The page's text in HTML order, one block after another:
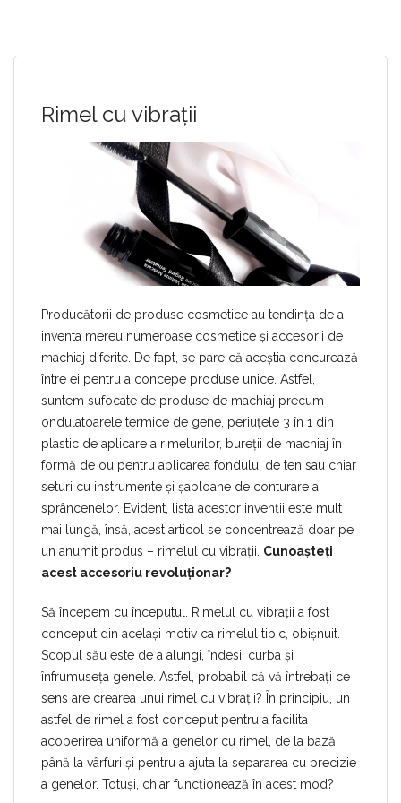
Rimel cu vibrații
Producătorii de produse cosmetice au tendința de a
inventa mereu numeroase cosmetice și accesorii de
machiaj diferite. De fapt, se pare că aceștia concurează
între ei pentru a concepe produse unice. Astfel,
suntem sufocate de produse de machiaj precum
ondulatoarele termice de gene, periuțele 3 în 1 din
plastic de aplicare a rimelurilor, bureții de machiaj în
formă de ou pentru aplicarea fondului de ten sau chiar
seturi cu instrumente și șabloane de conturare a
sprâncenelor. Evident, lista acestor invenții este mult
mai lungă, însă, acest articol se concentrează doar pe
un anumit produs – rimelul cu vibrații. Cunoașteți
acest accesoriu revoluționar?
Să începem cu începutul. Rimelul cu vibrații a fost
conceput din același motiv ca rimelul tipic, obișnuit.
Scopul său este de a alungi, îndesi, curba și
înfrumuseța genele. Astfel, probabil că vă întrebați ce
sens are crearea unui rimel cu vibrații? În principiu, un
astfel de rimel a fost conceput pentru a facilita
acoperirea uniformă a genelor cu rimel, de la bază
până la vârfuri și pentru a ajuta la separarea cu precizie
a genelor. Totuși, chiar funcționează în acest mod?